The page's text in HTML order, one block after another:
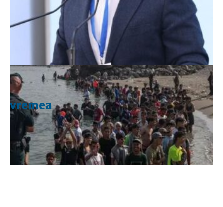
vremea